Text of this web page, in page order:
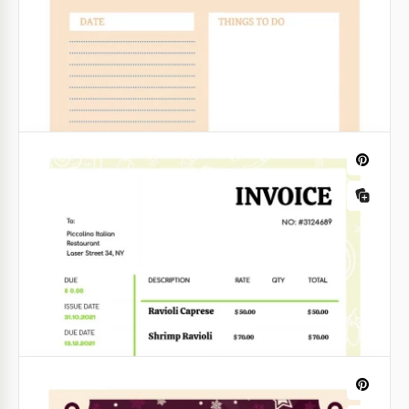
Rapports de progrès
Ordre du jour de la réunion
professionnelle blanche
Cette fois, vous allez impressionner tout le monde
avec votre fabuleux ordre du jour de réunion !